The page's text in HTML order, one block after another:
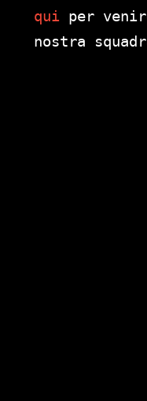
qui per
nostra